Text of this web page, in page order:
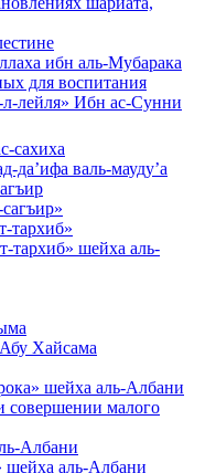
ибн аль-Мубарака
для воспитания
лейля» Ибн ас-Сунни
сахиха
да’ифа валь-мауду’а
тархиб»
тархиб» шейха аль-
Хайсама
шейха аль-Албани
совершении малого
Албани
шейха аль-Албани